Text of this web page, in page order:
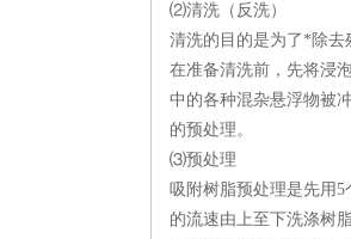
⑵清洗（反洗）
清洗的目的是为了*除去
在准备清洗前，先将浸
中的各种混杂悬浮物被
的预处理。
⑶预处理
吸附树脂预处理是先用
的流速由上至下洗涤树